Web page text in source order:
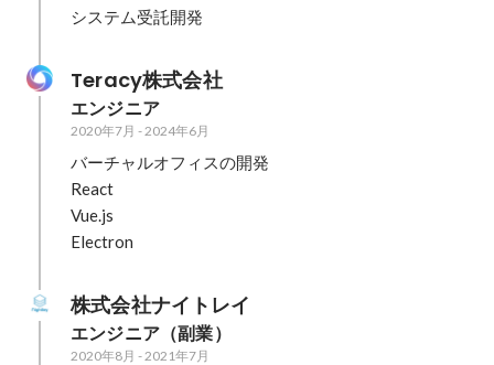
システム受託開発
Teracy株式会社
エンジニア
2020年7月 -2024年6月
バーチャルオフィスの開発
React
Vue.js
Electron
株式会社ナイトレイ
エンジニア（副業）
2020年8月 -2021年7月